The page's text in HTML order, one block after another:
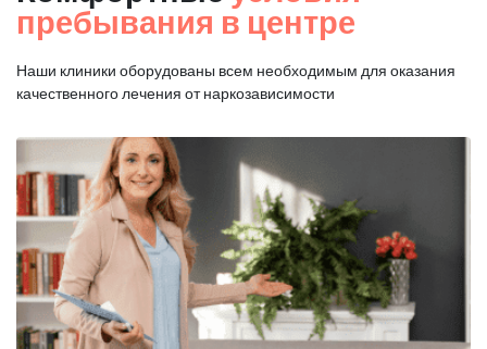
пребывания в центре
Наши клиники оборудованы всем необходимым для оказания
качественного лечения от наркозависимости